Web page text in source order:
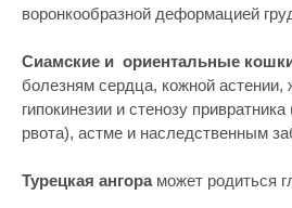
воронкообразной деформацией
Сиамские и ориентальные
болезням сердца, кожной астении,
гипокинезии и стенозу
рвота), астме и наследственным
Турецкая ангораможет родиться